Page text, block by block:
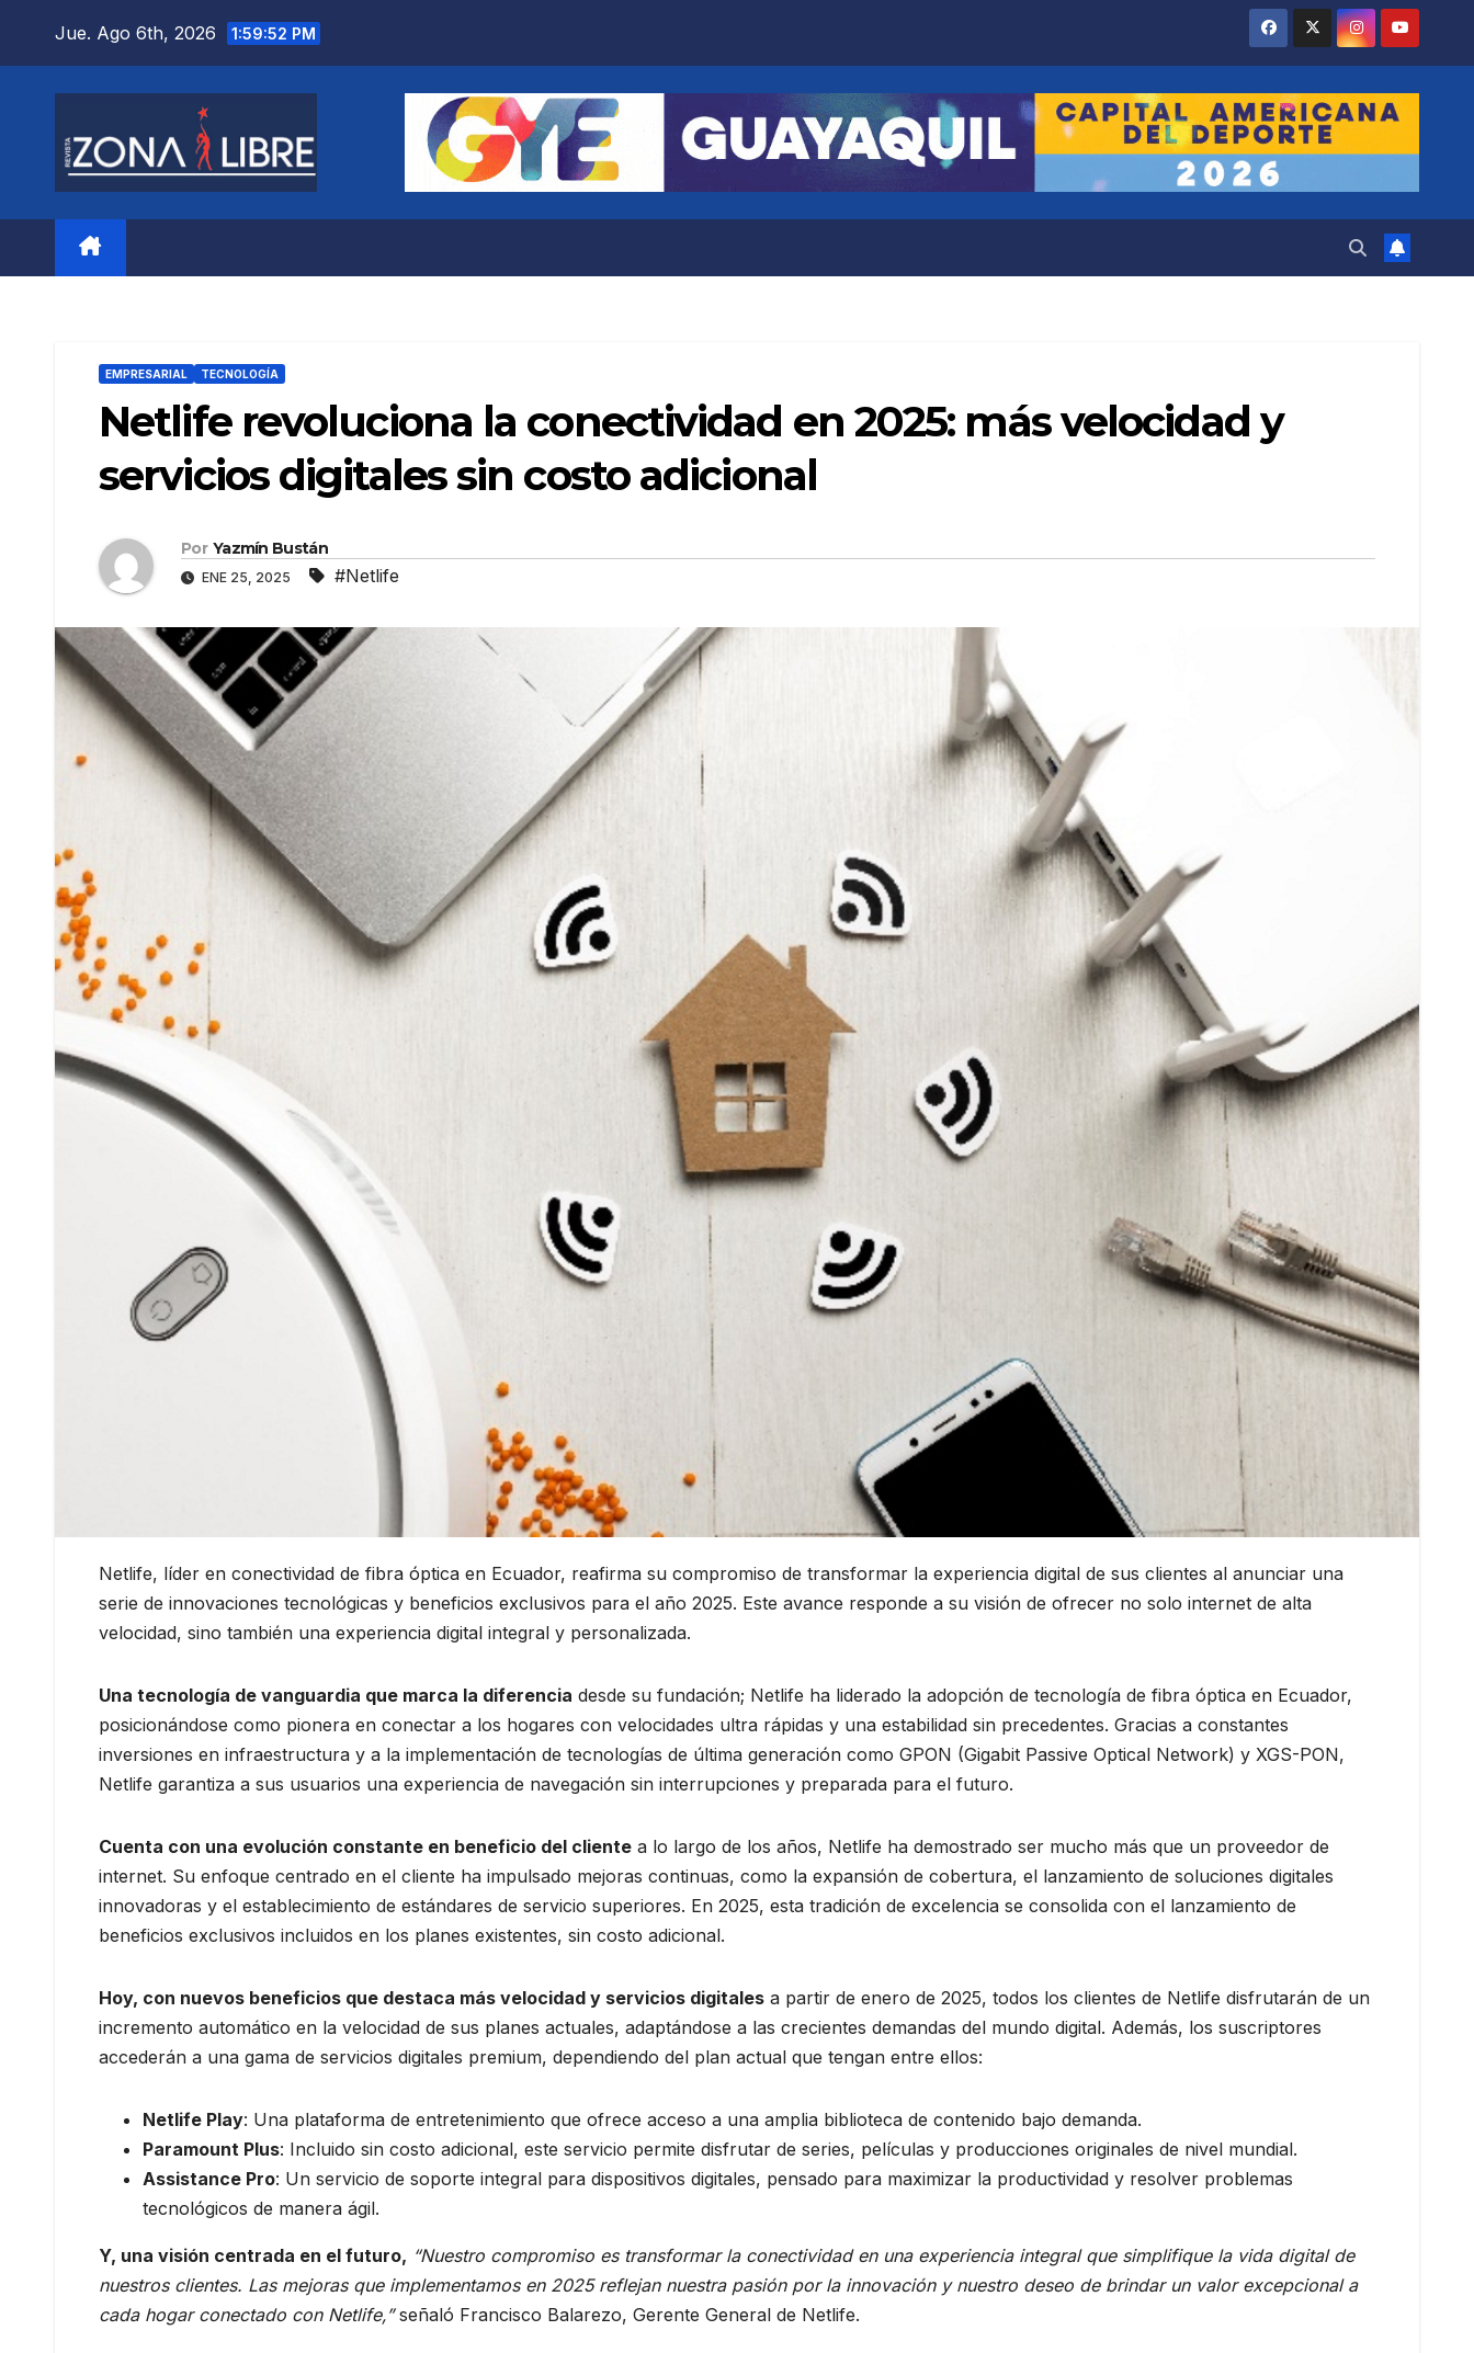
Jue. Ago 6th, 2026 1:59:53 PM
EMPRESARIAL TECNOLOGÍA
Netlife revoluciona la conectividad en 2025: más velocidad y
servicios digitales sin costo adicional
Por Yazmín Bustán
ENE 25, 2025 #Netlife
Netlife, líder en conectividad de fibra óptica en Ecuador, reafirma su compromiso de transformar la experiencia digital de sus clientes al anunciar una
serie de innovaciones tecnológicas y beneficios exclusivos para el año 2025. Este avance responde a su visión de ofrecer no solo internet de alta
velocidad, sino también una experiencia digital integral y personalizada.
Una tecnología de vanguardia que marca la diferencia desde su fundación; Netlife ha liderado la adopción de tecnología de fibra óptica en Ecuador,
posicionándose como pionera en conectar a los hogares con velocidades ultra rápidas y una estabilidad sin precedentes. Gracias a constantes
inversiones en infraestructura y a la implementación de tecnologías de última generación como GPON (Gigabit Passive Optical Network) y XGS-PON,
Netlife garantiza a sus usuarios una experiencia de navegación sin interrupciones y preparada para el futuro.
Cuenta con una evolución constante en beneficio del cliente a lo largo de los años, Netlife ha demostrado ser mucho más que un proveedor de
internet. Su enfoque centrado en el cliente ha impulsado mejoras continuas, como la expansión de cobertura, el lanzamiento de soluciones digitales
innovadoras y el establecimiento de estándares de servicio superiores. En 2025, esta tradición de excelencia se consolida con el lanzamiento de
beneficios exclusivos incluidos en los planes existentes, sin costo adicional.
Hoy, con nuevos beneficios que destaca más velocidad y servicios digitales a partir de enero de 2025, todos los clientes de Netlife disfrutarán de un
incremento automático en la velocidad de sus planes actuales, adaptándose a las crecientes demandas del mundo digital. Además, los suscriptores
accederán a una gama de servicios digitales premium, dependiendo del plan actual que tengan entre ellos:
Netlife Play: Una plataforma de entretenimiento que ofrece acceso a una amplia biblioteca de contenido bajo demanda.
Paramount Plus: Incluido sin costo adicional, este servicio permite disfrutar de series, películas y producciones originales de nivel mundial.
Assistance Pro: Un servicio de soporte integral para dispositivos digitales, pensado para maximizar la productividad y resolver problemas
tecnológicos de manera ágil.
Y, una visión centrada en el futuro, “Nuestro compromiso es transformar la conectividad en una experiencia integral que simplifique la vida digital de
nuestros clientes. Las mejoras que implementamos en 2025 reflejan nuestra pasión por la innovación y nuestro deseo de brindar un valor excepcional a
cada hogar conectado con Netlife,”señaló Francisco Balarezo, Gerente General de Netlife.